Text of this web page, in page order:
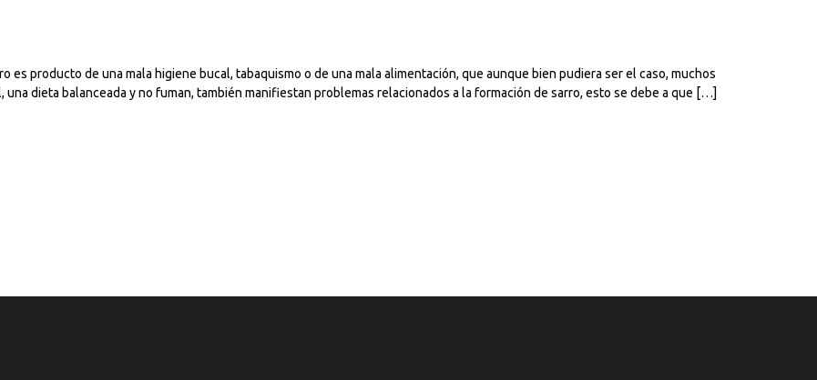
es producto de una mala higiene bucal, tabaquismo o de una mala alimentación, que aunque bien pudiera ser el caso, muchos
dieta balanceada y no fuman, también manifiestan problemas relacionados a la formación de sarro, esto se debe a que […]